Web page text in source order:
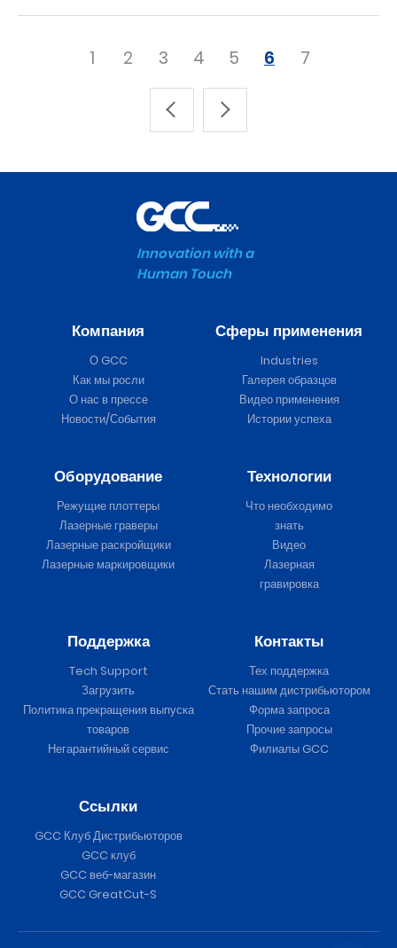
1 2 3 4 5 6 7
Innovation with a
Human Touch
Компания
О GCC
Как мы росли
О нас в прессе
Новости/События
Сферы применения
Industries
Галерея образцов
Видео применения
Истории успеха
Оборудование
Режущие плоттеры
Лазерные граверы
Лазерные раскройщики
Лазерные маркировщики
Технологии
Что необходимо
знать
Видео
Лазерная
гравировка
Поддержка
Tech Support
Загрузить
Политика прекращения выпуска
товаров
Негарантийный сервис
Контакты
Тех поддержка
Стать нашим дистрибьютором
Форма запроса
Прочие запросы
Филиалы GCC
Ссылки
GCC Клуб Дистрибьюторов
GCC клуб
GCC веб-магазин
GCC GreatCut-S